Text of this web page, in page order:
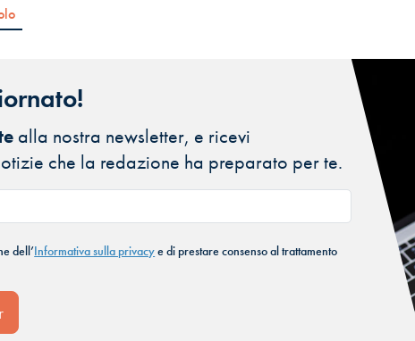
alla nostra newsletter, e ricevi
che la redazione ha preparato per te.
dell’Informativa sulla privacye di prestare consenso al trattamento